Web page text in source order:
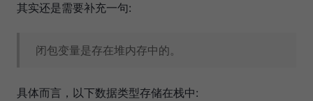
其实还是需要补充一句:
闭包变量是存在堆内存中的。
具体而言，以下数据类型存储在栈中: